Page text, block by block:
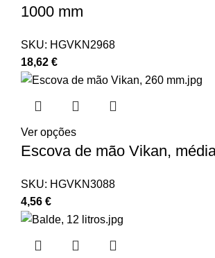
1000 mm
SKU: HGVKN2968
18,62 €
Ver opções
Escova de mão Vikan,
SKU: HGVKN3088
4,56 €